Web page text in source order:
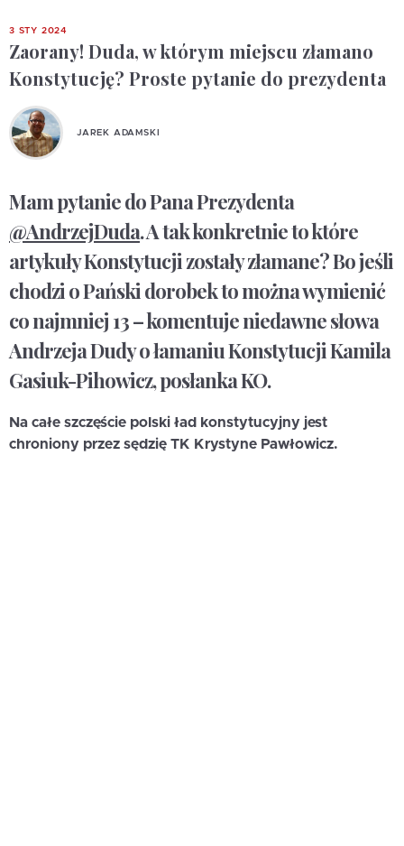
3 STY 2024
Zaorany! Duda, w którym miejscu złamano
Konstytucję? Proste pytanie do prezydenta
JAREK ADAMSKI
Mam pytanie do Pana Prezydenta
@AndrzejDuda. A tak konkretnie to które
artykuły Konstytucji zostały złamane? Bo jeśli
chodzi o Pański dorobek to można wymienić
co najmniej 13 – komentuje niedawne słowa
Andrzeja Dudy o łamaniu Konstytucji Kamila
Gasiuk-Pihowicz, posłanka KO.
Na całe szczęście polski ład konstytucyjny jest
chroniony przez sędzię TK Krystyne Pawłowicz.